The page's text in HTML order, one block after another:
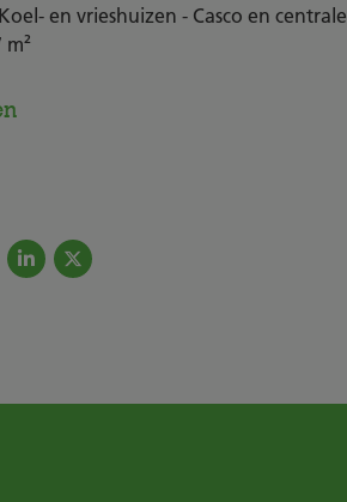
en vrieshuizen - Casco en centrale
m²